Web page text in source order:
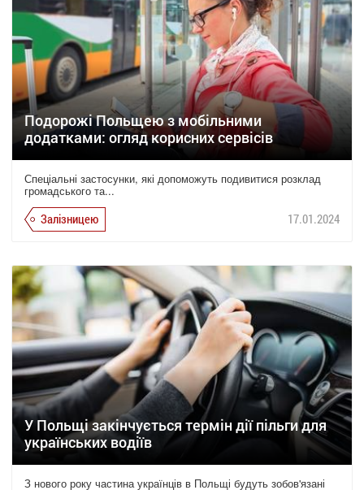
Подорожі Польщею з мобільними
додатками: огляд корисних сервісів
Спеціальні застосунки, які допоможуть подивитися розклад
громадського та...
Залізницею 17.01.2024
У Польщі закінчується термін дії пільги для
українських водіїв
З нового року частина українців в Польщі будуть зобов'язані